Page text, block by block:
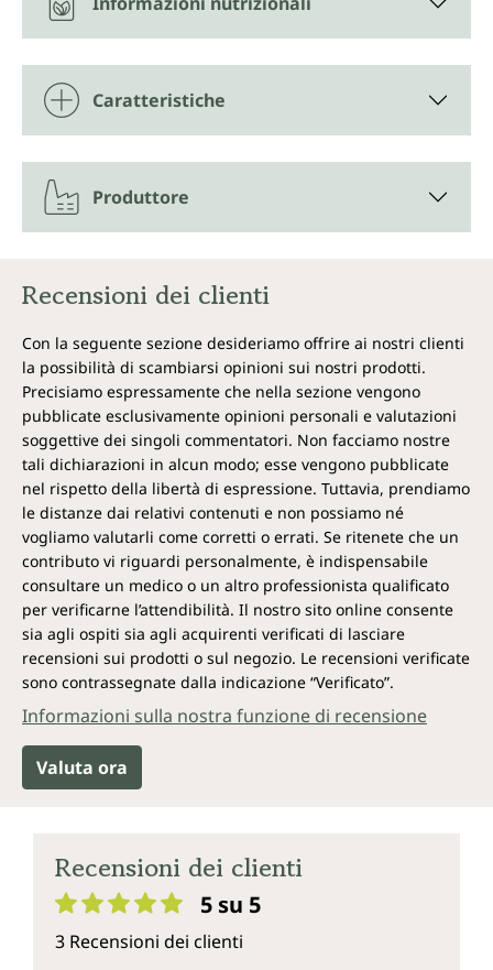
Caratteristiche
Produttore
Recensioni dei clienti
Con la seguente sezione desideriamo offrire ai nostri clienti
la possibilità di scambiarsi opinioni sui nostri prodotti.
Precisiamo espressamente che nella sezione vengono
pubblicate esclusivamente opinioni personali e valutazioni
soggettive dei singoli commentatori. Non facciamo nostre
tali dichiarazioni in alcun modo; esse vengono pubblicate
nel rispetto della libertà di espressione. Tuttavia, prendiamo
le distanze dai relativi contenuti e non possiamo né
vogliamo valutarli come corretti o errati. Se ritenete che un
contributo vi riguardi personalmente, è indispensabile
consultare un medico o un altro professionista qualificato
per verificarne l’attendibilità. Il nostro sito online consente
sia agli ospiti sia agli acquirenti verificati di lasciare
recensioni sui prodotti o sul negozio. Le recensioni verificate
sono contrassegnate dalla indicazione “Verificato”.
Informazioni sulla nostra funzione di recensione
Valuta ora
Recensioni dei clienti
5 su 5
3 Recensioni dei clienti